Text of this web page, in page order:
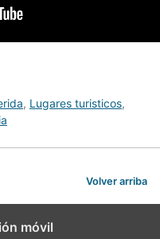
, Lugares turisticos,
Volver arriba
móvil